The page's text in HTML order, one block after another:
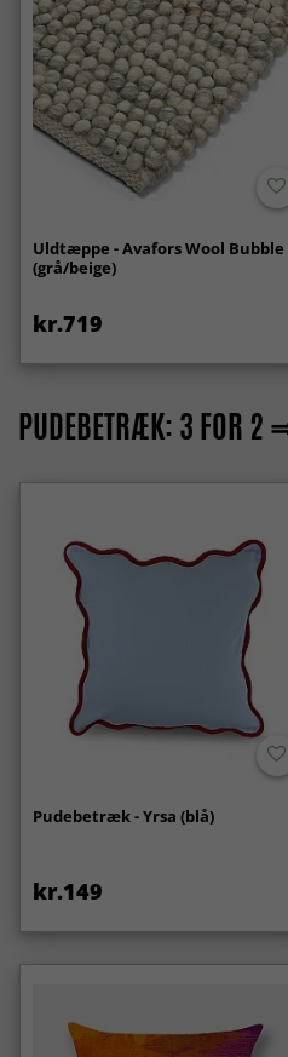
Uldtæppe - Avafors Wool Bubble
(grå/beige)
kr.719
PUDEBETRÆK: 3 FOR 2
Pudebetræk - Yrsa (blå)
kr.149